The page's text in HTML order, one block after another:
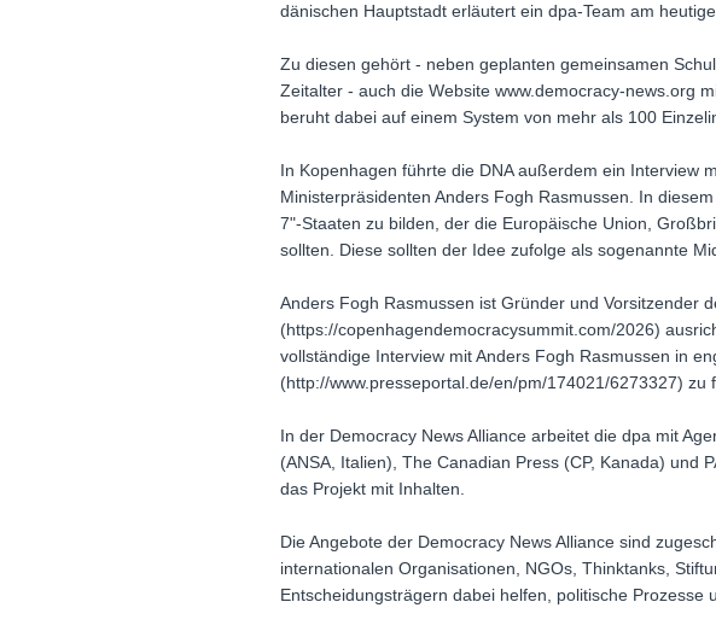
dänischen Hauptstadt erläutert ein dpa-Team am
Zu diesen gehört - neben geplanten gemeinsamen
Zeitalter - auch die Website www.democracy-news.org
beruht dabei auf einem System von mehr als 100
In Kopenhagen führte die DNA außerdem ein Interview
Ministerpräsidenten Anders Fogh Rasmussen. In
7"-Staaten zu bilden, der die Europäische Union,
sollten. Diese sollten der Idee zufolge als sogenannte
Anders Fogh Rasmussen ist Gründer und Vorsitzender
(https://copenhagendemocracysummit.com/2026)
vollständige Interview mit Anders Fogh Rasmussen in
(http://www.presseportal.de/en/pm/174021/6273327) zu
In der Democracy News Alliance arbeitet die dpa mit
(ANSA, Italien), The Canadian Press (CP, Kanada) und
das Projekt mit Inhalten.
Die Angebote der Democracy News Alliance sind
internationalen Organisationen, NGOs, Thinktanks,
Entscheidungsträgern dabei helfen, politische